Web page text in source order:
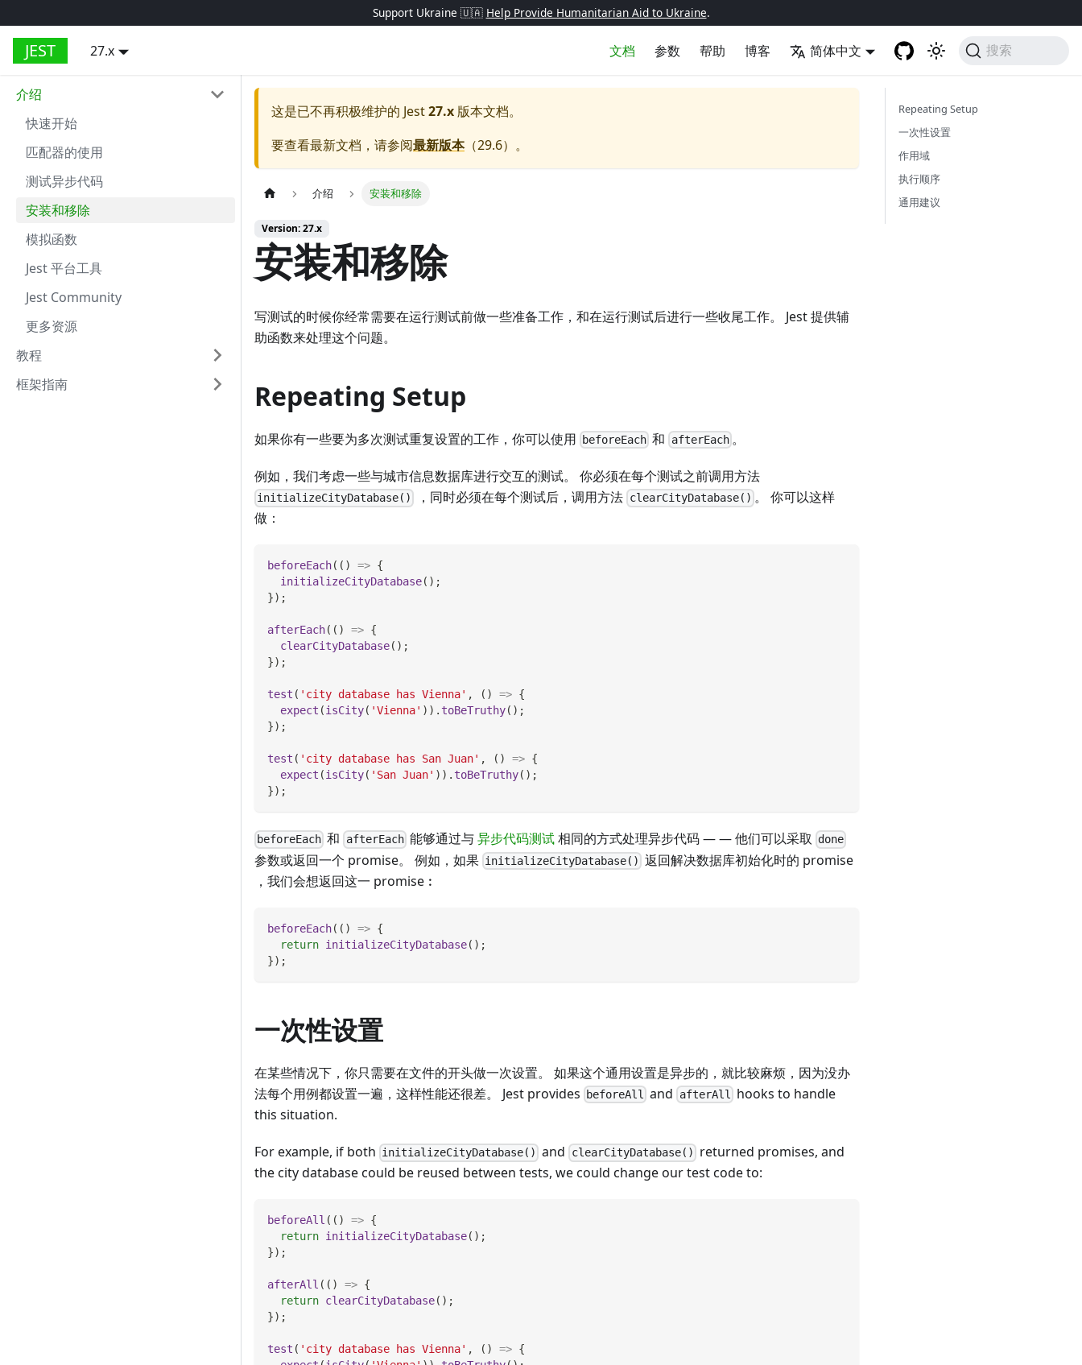
Support Ukraine 🇺🇦 Help Provide Humanitarian Aid to Ukraine.
JEST 27.x 文档 参数 帮助 博客 简体中文 搜索
介绍
快速开始
匹配器的使用
测试异步代码
安装和移除
模拟函数
Jest 平台工具
Jest Community
更多资源
教程
框架指南
这是已不再积极维护的 Jest27.x 版本文档。
要查看最新文档，请参阅最新版本（29.6）。
介绍 安装和移除
Version: 27.x
安装和移除
写测试的时候你经常需要在运行测试前做一些准备工作，和在运行测试后进行一些收尾工作。 Jest 提供辅
助函数来处理这个问题。
Repeating Setup
如果你有一些要为多次测试重复设置的工作，你可以使用 beforeEach 和 afterEach。
例如，我们考虑一些与城市信息数据库进行交互的测试。 你必须在每个测试之前调用方法
initializeCityDatabase() ，同时必须在每个测试后，调用方法 clearCityDatabase() 。 你可以这样
做：
beforeEach( ( ) => {
initializeCityDatabase( ) ;
}) ;
afterEach( ( ) => {
clearCityDatabase( ) ;
}) ;
test ( 'city database has Vienna' , ( ) => {
expect (isCity( 'Vienna' ) ) . toBeTruthy( ) ;
}) ;
test ( 'city database has San Juan' , ( ) => {
expect (isCity( 'San Juan' ) ) . toBeTruthy( ) ;
}) ;
beforeEach 和 afterEach能够通过与异步代码测试相同的方式处理异步代码 — — 他们可以采取 done
参数或返回一个 promise。 例如，如果 initializeCityDatabase() 返回解决数据库初始化时的 promise
，我们会想返回这一 promise︰
beforeEach( ( ) => {
return initializeCityDatabase( ) ;
}) ;
一次性设置
在某些情况下，你只需要在文件的开头做一次设置。 如果这个通用设置是异步的，就比较麻烦，因为没办
法每个用例都设置一遍，这样性能还很差。 Jest provides
beforeAll and afterAll hooks to handle
this situation.
For example, if both initializeCityDatabase() and clearCityDatabase() returned promises, and
the city database could be reused between tests, we could change our test code to:
beforeAll ( ( ) => {
return initializeCityDatabase( ) ;
}) ;
afterAll ( ( ) => {
return clearCityDatabase( ) ;
}) ;
test ( 'city database has Vienna' , ( ) => {
Repeating Setup
一次性设置
作用域
执行顺序
通用建议